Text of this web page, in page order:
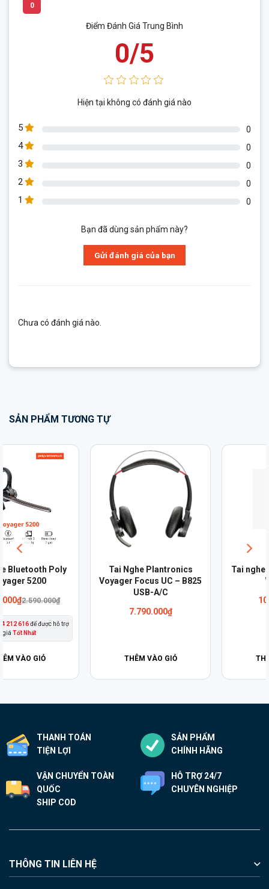
0
Điểm Đánh Giá Trung Bình
0/5
Hiện tại không có đánh giá nào
5 0
4 0
3 0
2 0
1 0
Bạn đã dùng sản phẩm này?
Gửi đánh giá của bạn
Chưa có đánh giá nào.
SẢN PHẨM TƯƠNG TỰ
Tai Nghe Plantronics
Voyager Focus UC – B825
THÊM VÀO GIỎ
Tai nghe Plantronics Savi
W710-M
THÊM VÀO GIỎ
THANH TOÁN
TIỆN LỢI
SẢN PHẨM
CHÍNH HÃNG
VẬN CHUYỂN TOÀN
QUỐC
SHIP COD
HỖ TRỢ 24/7
CHUYÊN NGHIỆP
THÔNG TIN LIÊN HỆ